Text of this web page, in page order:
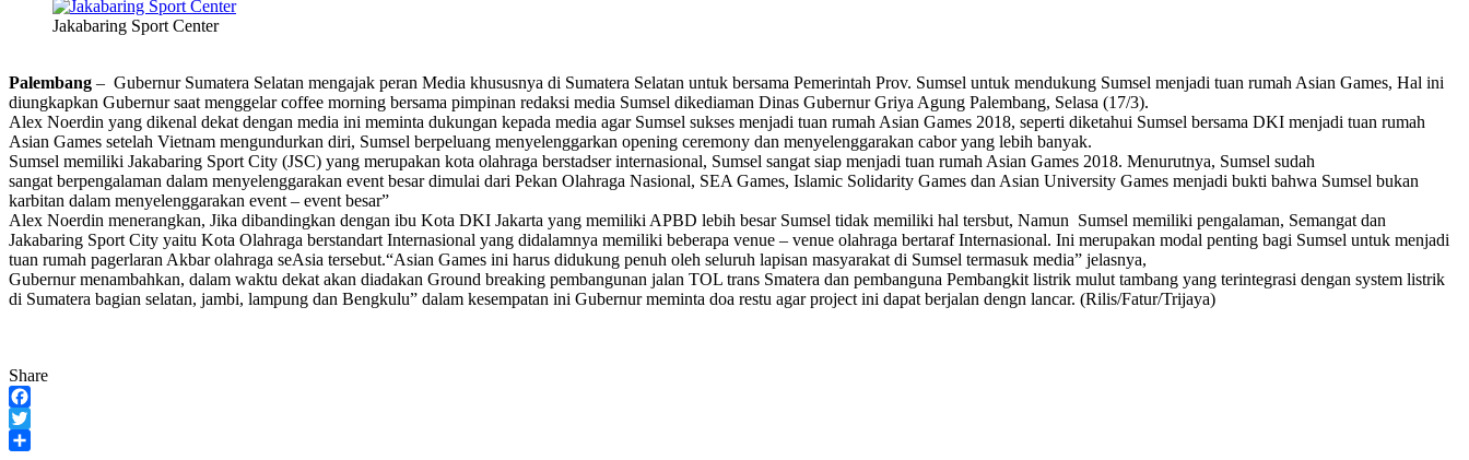
Jakabaring Sport Center
Palembang – Gubernur Sumatera Selatan mengajak peran Media khususnya di Sumatera Selatan untuk bersama Pemerintah Prov. Sumsel untuk mendukung Sumsel menjadi tuan rumah Asian Games, Hal ini
diungkapkan Gubernur saat menggelar coffee morning bersama pimpinan redaksi media Sumsel dikediaman Dinas Gubernur Griya Agung Palembang, Selasa (17/3).
Alex Noerdin yang dikenal dekat dengan media ini meminta dukungan kepada media agar Sumsel sukses menjadi tuan rumah Asian Games 2018, seperti diketahui Sumsel bersama DKI menjadi tuan rumah
Asian Games setelah Vietnam mengundurkan diri, Sumsel berpeluang menyelenggarkan opening ceremony dan menyelenggarakan cabor yang lebih banyak.
Sumsel memiliki Jakabaring Sport City (JSC) yang merupakan kota olahraga berstadser internasional, Sumsel sangat siap menjadi tuan rumah Asian Games 2018. Menurutnya, Sumsel sudah
sangat berpengalaman dalam menyelenggarakan event besar dimulai dari Pekan Olahraga Nasional, SEA Games, Islamic Solidarity Games dan Asian University Games menjadi bukti bahwa Sumsel bukan
karbitan dalam menyelenggarakan event – event besar”
Alex Noerdin menerangkan, Jika dibandingkan dengan ibu Kota DKI Jakarta yang memiliki APBD lebih besar Sumsel tidak memiliki hal tersbut, Namun Sumsel memiliki pengalaman, Semangat dan
Jakabaring Sport City yaitu Kota Olahraga berstandart Internasional yang didalamnya memiliki beberapa venue – venue olahraga bertaraf Internasional. Ini merupakan modal penting bagi Sumsel untuk menjadi
tuan rumah pagerlaran Akbar olahraga seAsia tersebut.“Asian Games ini harus didukung penuh oleh seluruh lapisan masyarakat di Sumsel termasuk media” jelasnya,
Gubernur menambahkan, dalam waktu dekat akan diadakan Ground breaking pembangunan jalan TOL trans Smatera dan pembanguna Pembangkit listrik mulut tambang yang terintegrasi dengan system listrik
di Sumatera bagian selatan, jambi, lampung dan Bengkulu” dalam kesempatan ini Gubernur meminta doa restu agar project ini dapat berjalan dengn lancar. (Rilis/Fatur/Trijaya)
Share
Facebook
Twitter